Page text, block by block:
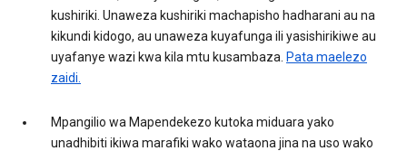
kushiriki. Unaweza kushiriki machapisho hadharani au na
kikundi kidogo, au unaweza kuyafunga ili yasishirikiwe au
uyafanye wazi kwa kila mtu kusambaza. Pata maelezo
zaidi.
Mpangilio wa Mapendekezo kutoka miduara yako
unadhibiti ikiwa marafiki wako wataona jina na uso wako